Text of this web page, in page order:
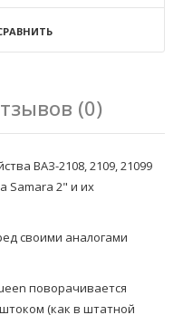
(0)
ВАЗ-2108, 2109, 21099
Samara 2" и их
своими аналогами
поворачивается
(как в штатной